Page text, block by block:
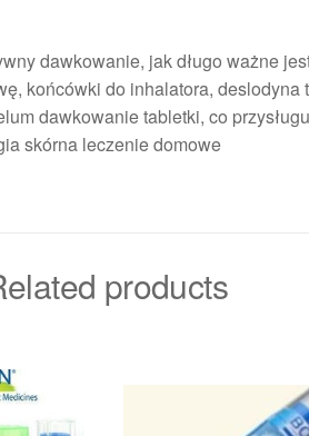
dawkowanie, jak długo ważne
końcówki do inhalatora, deslodyna
dawkowanie tabletki, co
skórna leczenie domowe
products